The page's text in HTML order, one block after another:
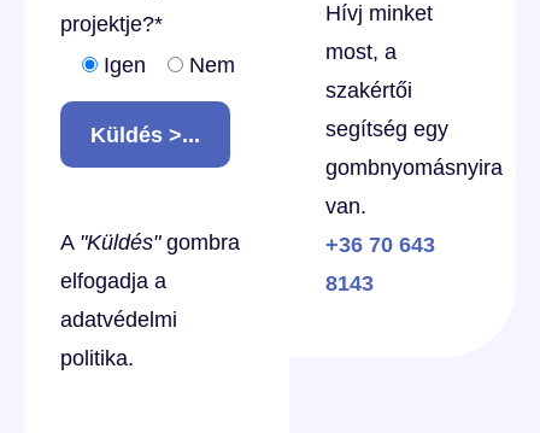
Hívj minket
most, a
szakértői
segítség egy
gombnyomásnyira
van.
+36 70 643
8143
projektje?*
Igen
Nem
Küldés >...
A "Küldés" gombra
elfogadja a
adatvédelmi
politika.